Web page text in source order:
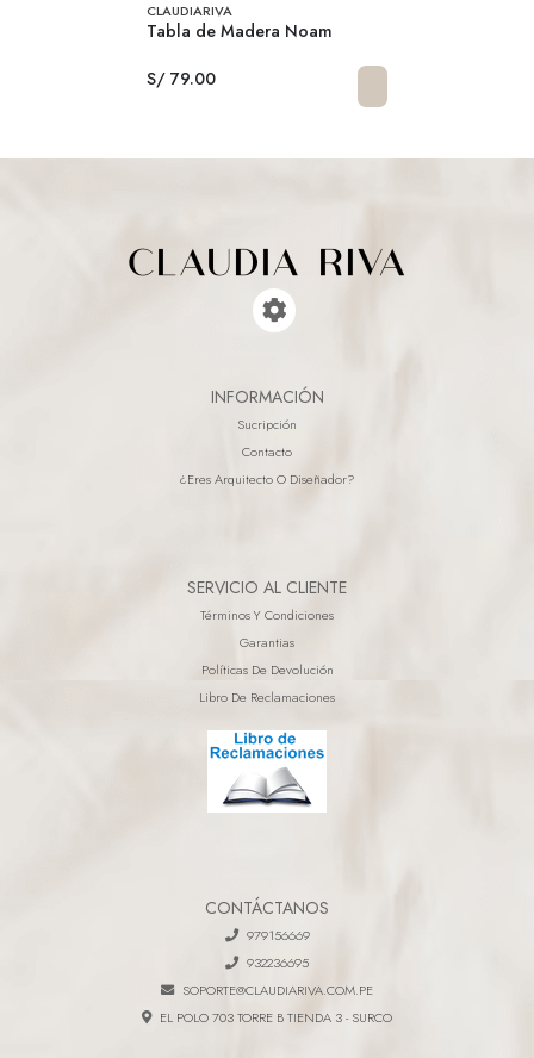
CLAUDIARIVA
Tabla de Madera Noam
S/ 79.00
INFORMACIÓN
Sucripción
Contacto
¿eres Arquitecto O Diseñador?
SERVICIO AL CLIENTE
Términos Y Condiciones
Garantias
Políticas De Devolución
Libro De Reclamaciones
CONTÁCTANOS
979156669
932236695
SOPORTE@CLAUDIARIVA.COM.PE
EL POLO 703 TORRE B TIENDA 3 - SURCO